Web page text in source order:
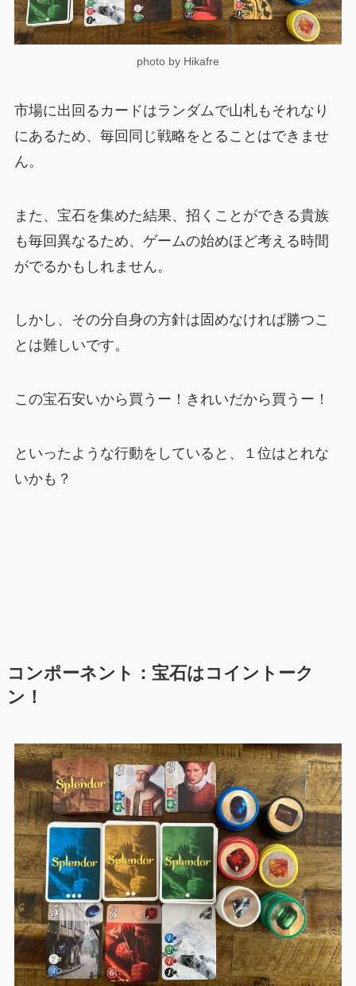
photo by Hikafre
市場に出回るカードはランダムで山札もそれなり
にあるため、毎回同じ戦略をとることはできませ
ん。
また、宝石を集めた結果、招くことができる貴族
も毎回異なるため、ゲームの始めほど考える時間
がでるかもしれません。
しかし、その分自身の方針は固めなければ勝つこ
とは難しいです。
この宝石安いから買うー！きれいだから買うー！
といったような行動をしていると、１位はとれな
いかも？
コンポーネント ：宝石はコイントーク
ン！